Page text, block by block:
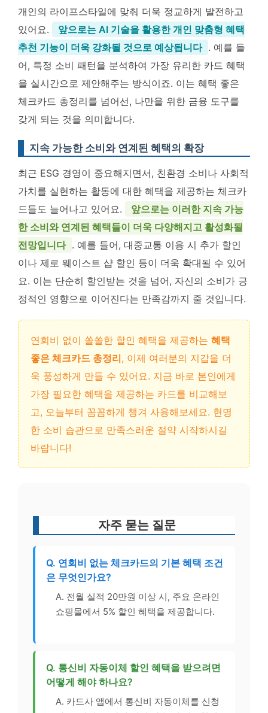
개인의 라이프스타일에 맞춰 더욱 정교하게 발전하고
있어요.
앞으로는 AI 기술을 활용한 개인 맞춤형 혜택
추천 기능이 더욱 강화될 것으로 예상됩니다 . 예를 들
어, 특정 소비 패턴을 분석하여 가장 유리한 카드 혜택
을 실시간으로 제안해주는 방식이죠. 이는 혜택 좋은
체크카드 총정리를 넘어선, 나만을 위한 금융 도구를
갖게 되는 것을 의미합니다.
지속 가능한 소비와 연계된 혜택의 확장
최근 ESG 경영이 중요해지면서, 친환경 소비나 사회적
가치를 실현하는 활동에 대한 혜택을 제공하는 체크카
드들도 늘어나고 있어요.
앞으로는 이러한 지속 가능
한 소비와 연계된 혜택들이 더욱 다양해지고 활성화될
전망입니다 . 예를 들어, 대중교통 이용 시 추가 할인
이나 제로 웨이스트 샵 할인 등이 더욱 확대될 수 있어
요. 이는 단순히 할인받는 것을 넘어, 자신의 소비가 긍
정적인 영향으로 이어진다는 만족감까지 줄 것입니다.
연회비 없이 쏠쏠한 할인 혜택을 제공하는 혜택
좋은 체크카드 총정리, 이제 여러분의 지갑을 더
욱 풍성하게 만들 수 있어요. 지금 바로 본인에게
가장 필요한 혜택을 제공하는 카드를 비교해보
고, 오늘부터 꼼꼼하게 챙겨 사용해보세요. 현명
한 소비 습관으로 만족스러운 절약 시작하시길
바랍니다!
자주 묻는 질문
Q. 연회비 없는 체크카드의 기본 혜택 조건
은 무엇인가요?
A. 전월 실적 20만원 이상 시, 주요 온라인
쇼핑몰에서 5% 할인 혜택을 제공합니다.
Q. 통신비 자동이체 할인 혜택을 받으려면
어떻게 해야 하나요?
A. 카드사 앱에서 통신비 자동이체를 신청